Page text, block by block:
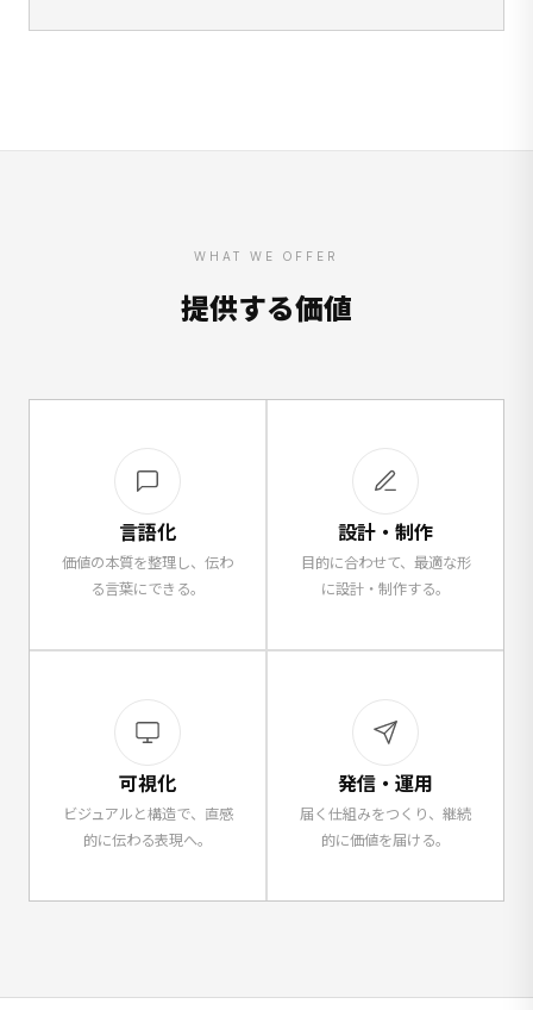
WHAT WE OFFER
提供する価値
言語化
価値の本質を整理し、伝わ
る言葉にできる。
設計・制作
目的に合わせて、最適な形
に設計・制作する。
可視化
ビジュアルと構造で、直感
的に伝わる表現へ。
発信・運用
届く仕組みをつくり、継続
的に価値を届ける。